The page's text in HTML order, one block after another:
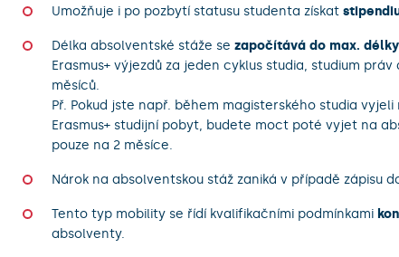
Umožňuje i po pozbytí statusu studenta získat
Délka absolventské stáže se započítává do max.
Erasmus+ výjezdů za jeden cyklus studia, studium práv
měsíců.
Př. Pokud jste např. během magisterského studia vyjeli
Erasmus+ studijní pobyt, budete moct poté vyjet na
pouze na 2 měsíce.
Nárok na absolventskou stáž zaniká v případě zápisu
Tento typ mobility se řídí kvalifikačními podmínkami
absolventy.